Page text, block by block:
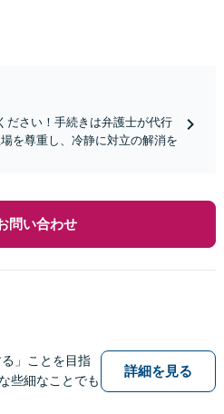
ださい！手続きは弁護士が代行
を尊重し、冷静に対立の解消を
問い合わせ
」ことを目指
些細なことでも
詳細を見る